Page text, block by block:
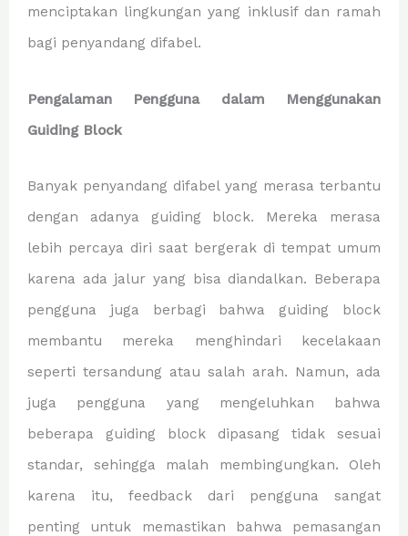
menciptakan lingkungan yang inklusif dan ramah
bagi penyandang difabel.
Pengalaman Pengguna dalam Menggunakan
Guiding Block
Banyak penyandang difabel yang merasa terbantu
dengan adanya guiding block. Mereka merasa
lebih percaya diri saat bergerak di tempat umum
karena ada jalur yang bisa diandalkan. Beberapa
pengguna juga berbagi bahwa guiding block
membantu mereka menghindari kecelakaan
seperti tersandung atau salah arah. Namun, ada
juga pengguna yang mengeluhkan bahwa
beberapa guiding block dipasang tidak sesuai
standar, sehingga malah membingungkan. Oleh
karena itu, feedback dari pengguna sangat
penting untuk memastikan bahwa pemasangan